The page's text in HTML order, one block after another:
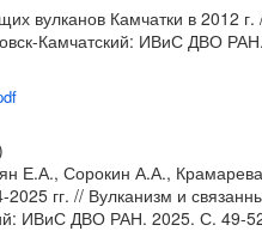
вулканов Камчатки в 2012
Камчатский: ИВиС ДВО
Е.А., Сорокин А.А.,
гг. // Вулканизм и
ИВиС ДВО РАН. 2025. С. 49-